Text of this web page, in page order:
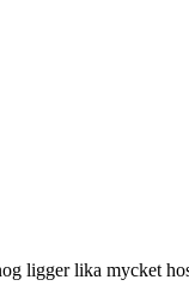
ligger lika mycket